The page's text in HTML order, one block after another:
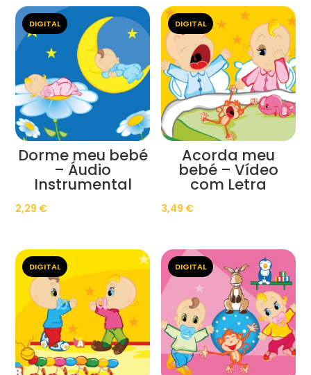
DIGITAL
Dorme meu bebé
– Áudio
Instrumental
2,29 €
DIGITAL
Acorda meu
bebé – Vídeo
com Letra
3,49 €
DIGITAL DIGITAL